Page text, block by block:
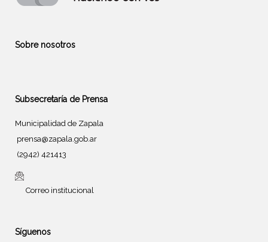
Sobre nosotros
Subsecretaría de Prensa
Municipalidad de Zapala
prensa@zapala.gob.ar
(2942) 421413
Correo institucional
Síguenos